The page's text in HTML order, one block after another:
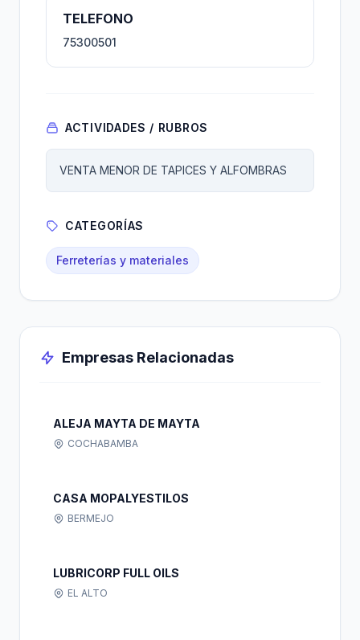
TELEFONO
75300501
ACTIVIDADES / RUBROS
VENTA MENOR DE TAPICES Y ALFOMBRAS
CATEGORÍAS
Ferreterías y materiales
Empresas Relacionadas
ALEJA MAYTA DE MAYTA
COCHABAMBA
CASA MOPALYESTILOS
BERMEJO
LUBRICORP FULL OILS
EL ALTO